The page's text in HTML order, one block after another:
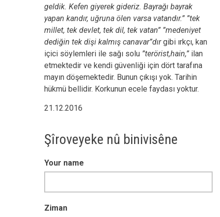
geldik. Kefen giyerek gideriz. Bayrağı bayrak
yapan kandır, uğruna ölen varsa vatandır.” ”tek
millet, tek devlet, tek dil, tek vatan” ”medeniyet
dediğin tek dişi kalmış canavar”dırgibi ırkçı, kan
içici söylemleri ile sağı solu ”terörist,hain,” ilan
etmektedir ve kendi güvenliği için dört tarafına
mayın döşemektedir. Bunun çıkışı yok. Tarihin
hükmü bellidir. Korkunun ecele faydası yoktur.
21.12.2016
Şîroveyeke nû binivisêne
Your name
Ziman